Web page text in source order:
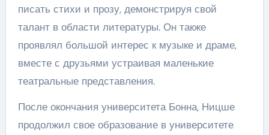
писать стихи и прозу, демонстрируя свой
талант в области литературы. Он также
проявлял большой интерес к музыке и драме,
вместе с друзьями устраивая маленькие
театральные представления.
После окончания университета Бонна, Ницше
продолжил свое образование в университете